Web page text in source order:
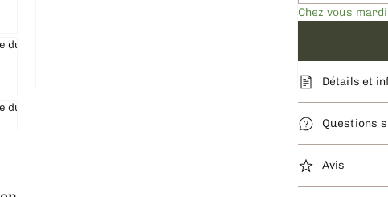
Chez vous
Détails et
Questions
Avis